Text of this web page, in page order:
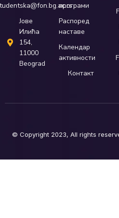
Јове
Илића
154,
11000
Beograd
програми
Распоред
наставе
Календар
активности
Контакт
© Copyright 2023, All rights